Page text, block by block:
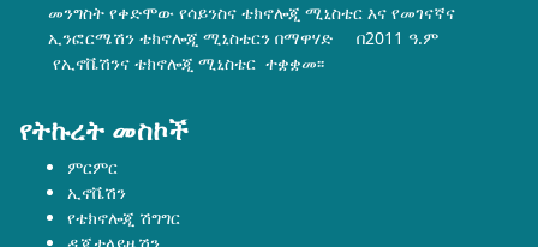
መንግስት የቀድሞው የሳይንስና ቴክኖሎጂ ሚኒስቴር እና የመገናኛና
ኢንፎርሜሽን ቴክኖሎጂ ሚኒስቴርን በማዋሃድ በ2011 ዓ.ም
የኢኖቬሽንና ቴክኖሎጂ ሚኒስቴር ተቋቋመ፡፡
የትኩረት መስኮች
ምርምር
ኢኖቬሽን
የቴክኖሎጂ ሽግግር